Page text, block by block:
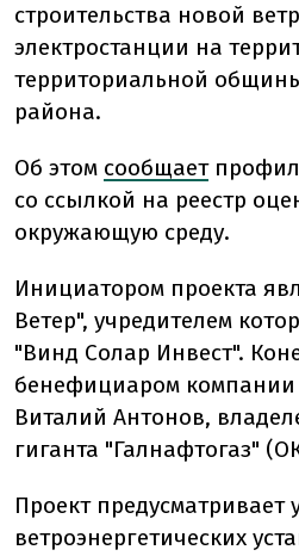
строительства новой
электростанции на
территориальной
района.
Об этом сообщает
со ссылкой на реестр
окружающую среду.
Инициатором проекта
Ветер", учредителем
"Винд Солар Инвест".
бенефициаром компании
Виталий Антонов,
гиганта "Галнафтогаз"
Проект предусматривает
ветроэнергетических